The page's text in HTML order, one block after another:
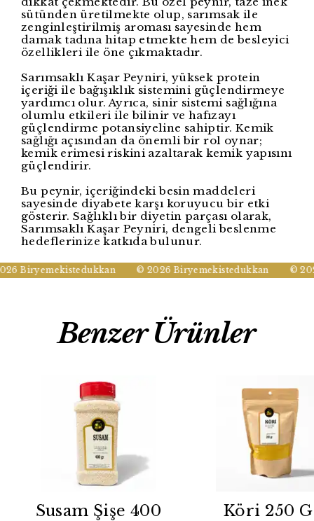
sütünden üretilmekte olup, sarımsak ile
zenginleştirilmiş aroması sayesinde hem
damak tadına hitap etmekte hem de besleyici
özellikleri ile öne çıkmaktadır.
Sarımsaklı Kaşar Peyniri, yüksek protein
içeriği ile bağışıklık sistemini güçlendirmeye
yardımcı olur. Ayrıca, sinir sistemi sağlığına
olumlu etkileri ile bilinir ve hafızayı
güçlendirme potansiyeline sahiptir. Kemik
sağlığı açısından da önemli bir rol oynar;
kemik erimesi riskini azaltarak kemik yapısını
güçlendirir.
Bu peynir, içeriğindeki besin maddeleri
sayesinde diyabete karşı koruyucu bir etki
gösterir. Sağlıklı bir diyetin parçası olarak,
Sarımsaklı Kaşar Peyniri, dengeli beslenme
hedeflerinize katkıda bulunur.
Biryemekistedukkan © 2026 Biryemekistedukkan ©
Benzer Ürünler
Susam Şişe 400
Köri 250